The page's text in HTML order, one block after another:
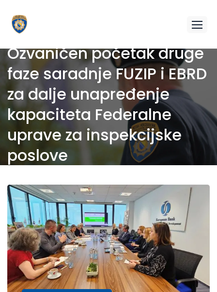
Ozvaničen početak druge
faze saradnje FUZIP i EBRD
za dalje unapređenje
kapaciteta Federalne
uprave za inspekcijske
poslove